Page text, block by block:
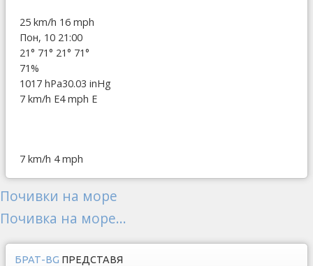
25 km/h 16 mph
Пон, 10 21:00
21° 71° 21° 71°
71%
1017 hPa30.03 inHg
7 km/h E4 mph E
7 km/h 4 mph
Почивки на море
Почивка на море...
БРАТ-BG ПРЕДСТАВЯ